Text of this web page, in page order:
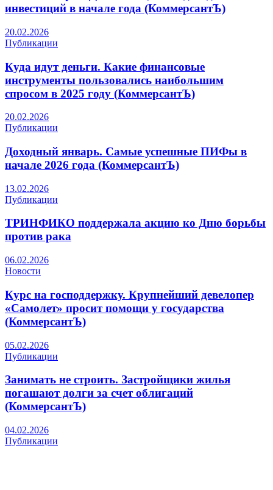
инвестиций в начале года (КоммерсантЪ)
20.02.2026
Публикации
Куда идут деньги. Какие финансовые
инструменты пользовались наибольшим
спросом в 2025 году (КоммерсантЪ)
20.02.2026
Публикации
Доходный январь. Самые успешные ПИФы в
начале 2026 года (КоммерсантЪ)
13.02.2026
Публикации
ТРИНФИКО поддержала акцию ко Дню борьбы
против рака
06.02.2026
Новости
Курс на господдержку. Крупнейший девелопер
«Самолет» просит помощи у государства
(КоммерсантЪ)
05.02.2026
Публикации
Занимать не строить. Застройщики жилья
погашают долги за счет облигаций
(КоммерсантЪ)
04.02.2026
Публикации